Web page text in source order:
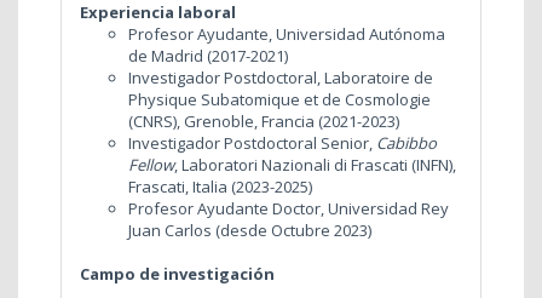
Experiencia laboral
Profesor Ayudante, Universidad Autónoma
de Madrid (2017-2021)
Investigador Postdoctoral, Laboratoire de
Physique Subatomique et de Cosmologie
(CNRS), Grenoble, Francia (2021-2023)
Investigador Postdoctoral Senior, Cabibbo
Fellow, Laboratori Nazionali di Frascati (INFN),
Frascati, Italia (2023-2025)
Profesor Ayudante Doctor, Universidad Rey
Juan Carlos (desde Octubre 2023)
Campo de investigación